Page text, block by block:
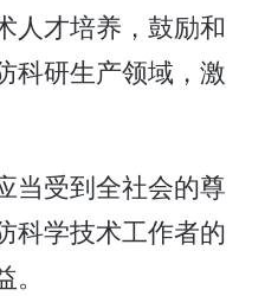
人才培养，鼓励和
科研生产领域，激
当受到全社会的尊
科学技术工作者的